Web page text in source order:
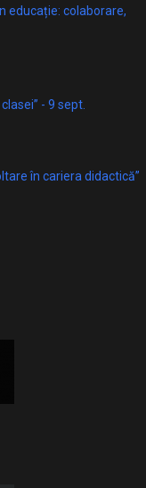
educație: colaborare,
- 9 sept.
în cariera didactică”